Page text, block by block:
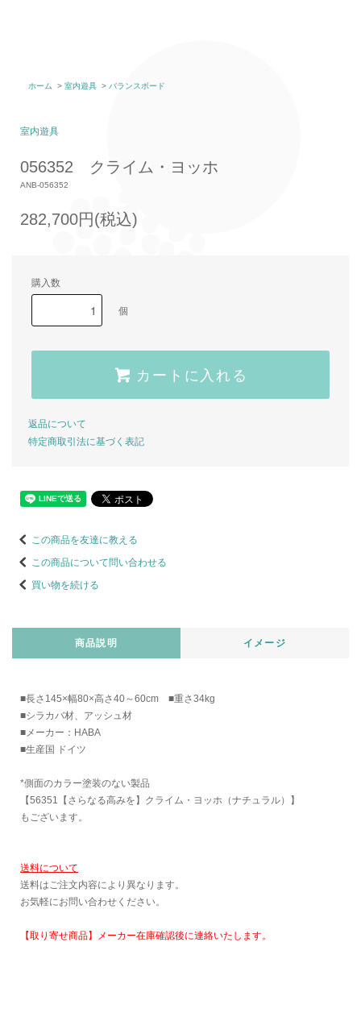
ホーム > 室内遊具 > バランスボード
室内遊具
056352 クライム・ヨッホ
ANB-056352
282,700円(税込)
購入数
個
カートに入れる
返品について
特定商取引法に基づく表記
この商品を友達に教える
この商品について問い合わせる
買い物を続ける
商品説明 イメージ
■長さ145×幅80×高さ40～60cm ■重さ34kg
■シラカバ材、アッシュ材
■メーカー：HABA
■生産国 ドイツ
*側面のカラー塗装のない製品
【56351【さらなる高みを】クライム・ヨッホ（ナチュラル）】
もございます。
送料について
送料はご注文内容により異なります。
お気軽にお問い合わせください。
【取り寄せ商品】メーカー在庫確認後に連絡いたします。